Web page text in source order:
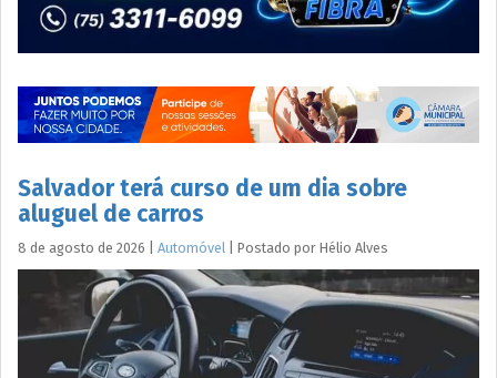
Salvador terá curso de um dia sobre
aluguel de carros
8 de agosto de 2026 Automóvel Postado por Hélio Alves